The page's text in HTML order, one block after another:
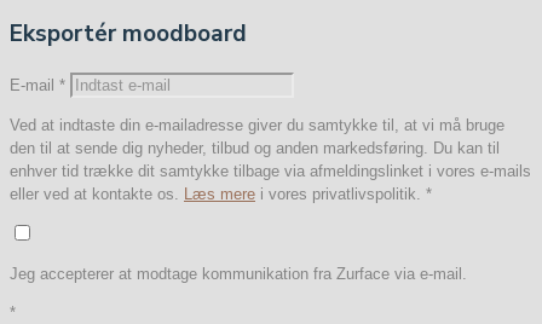
Eksportér moodboard
E-mail *
Ved at indtaste din e-mailadresse giver du samtykke til, at vi må bruge
den til at sende dig nyheder, tilbud og anden markedsføring. Du kan til
enhver tid trække dit samtykke tilbage via afmeldingslinket i vores e-mails
eller ved at kontakte os. Læs mere i vores privatlivspolitik. *
Jeg accepterer at modtage kommunikation fra Zurface via e-mail.
*